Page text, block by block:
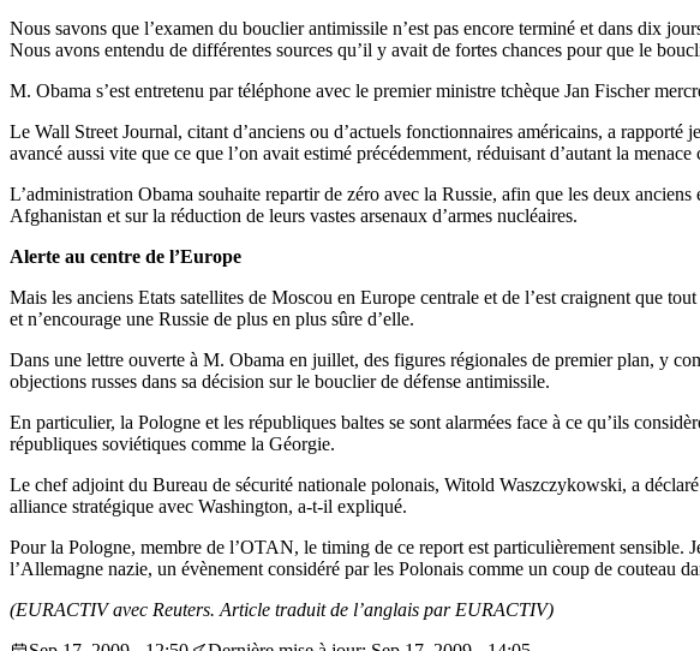
Nous savons que l’examen du bouclier antimissile n’est pas encore terminé et dans dix
Nous avons entendu de différentes sources qu’il y avait de fortes chances pour que le
M. Obama s’est entretenu par téléphone avec le premier ministre tchèque Jan Fischer
Le Wall Street Journal, citant d’anciens ou d’actuels fonctionnaires américains, a
avancé aussi vite que ce que l’on avait estimé précédemment, réduisant d’autant la
L’administration Obama souhaite repartir de zéro avec la Russie, afin que les deux
Afghanistan et sur la réduction de leurs vastes arsenaux d’armes nucléaires.
Alerte au centre de l’Europe
Mais les anciens Etats satellites de Moscou en Europe centrale et de l’est craignent que
et n’encourage une Russie de plus en plus sûre d’elle.
Dans une lettre ouverte à M. Obama en juillet, des figures régionales de premier plan, y
objections russes dans sa décision sur le bouclier de défense antimissile.
En particulier, la Pologne et les républiques baltes se sont alarmées face à ce qu’ils
républiques soviétiques comme la Géorgie.
Le chef adjoint du Bureau de sécurité nationale polonais, Witold Waszczykowski, a
alliance stratégique avec Washington, a-t-il expliqué.
Pour la Pologne, membre de l’OTAN, le timing de ce report est particulièrement sensible.
l’Allemagne nazie, un évènement considéré par les Polonais comme un coup de couteau
(EURACTIV avec Reuters. Article traduit de l’anglais par EURACTIV)